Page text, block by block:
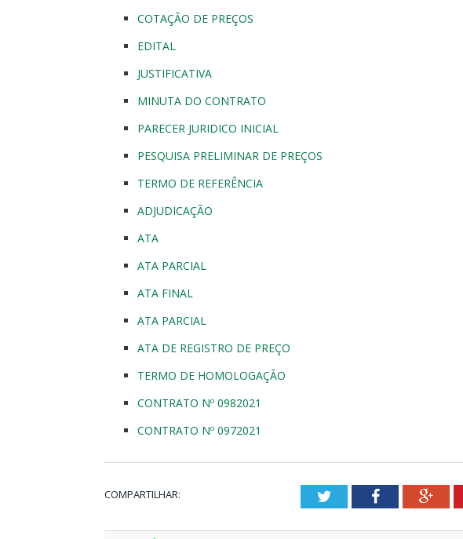
COTAÇÃO DE PREÇOS
EDITAL
JUSTIFICATIVA
MINUTA DO CONTRATO
PARECER JURIDICO INICIAL
PESQUISA PRELIMINAR DE PREÇOS
TERMO DE REFERÊNCIA
ADJUDICAÇÃO
ATA
ATA PARCIAL
ATA FINAL
ATA PARCIAL
ATA DE REGISTRO DE PREÇO
TERMO DE HOMOLOGAÇÃO
CONTRATO Nº 0982021
CONTRATO Nº 0972021
COMPARTILHAR: TwitterFacebook